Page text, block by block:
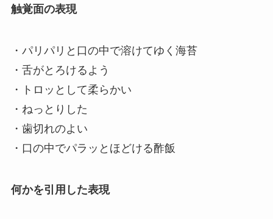
触覚面の表現
・パリパリと口の中で溶けてゆく海苔
・舌がとろけるよう
・トロッとして柔らかい
・ねっとりした
・歯切れのよい
・口の中でパラッとほどける酢飯
何かを引用した表現